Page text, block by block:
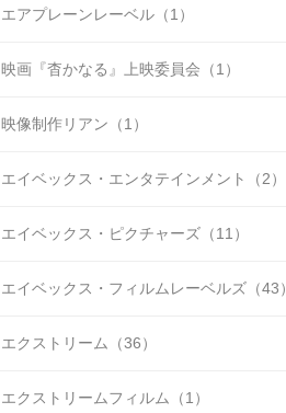
エアプレーンレーベル（1）
映画『杳かなる』上映委員会（1）
映像制作リアン（1）
エイベックス・エンタテインメント（2）
エイベックス・ピクチャーズ（11）
エイベックス・フィルムレーベルズ（43
エクストリーム（36）
エクストリームフィルム（1）